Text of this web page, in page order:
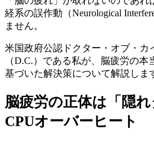
経系の誤作動（Neurological
ません。
米国政府公認ドクター・オブ・カ
（D.C.）である私が、脳疲労の
基づいた解決策について解説しま
脳疲労の正体は「隠
CPUオーバーヒート